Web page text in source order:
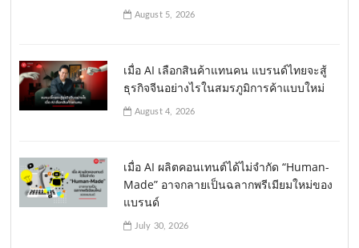
August 5, 2026
เมื่อ AI เลือกสินค้าแทนคน แบรนด์ไทยจะสู้
ธุรกิจจีนอย่างไรในสมรภูมิการค้าแบบใหม่
August 4, 2026
เมื่อ AI ผลิตคอนเทนต์ได้ไม่จำกัด “Human-
Made” อาจกลายเป็นฉลากพรีเมียมใหม่ของ
แบรนด์
July 30, 2026